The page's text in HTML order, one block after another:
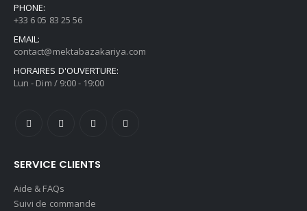
PHONE:
+33 6 05 83 25 56
EMAIL:
contact@mektabazakariya.com
HORAIRES D'OUVERTURE:
Lun - Dim / 9:00 - 19:00
SERVICE CLIENTS
Aide & FAQs
Suivi de commande